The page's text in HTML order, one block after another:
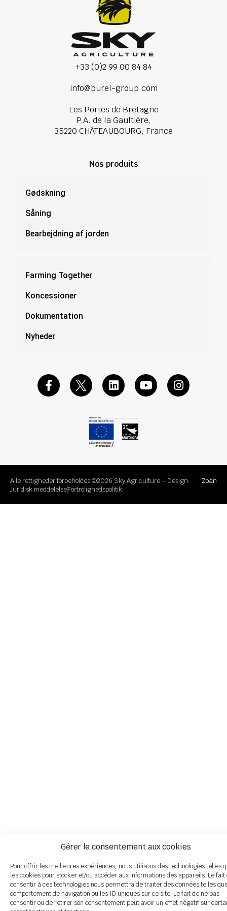
Gérer le consentement aux cookies
Pour offrir les meilleures expériences, nous utilisons des technologies telles
les cookies pour stocker et/ou accéder aux informations des appareils. Le fait
consentir à ces technologies nous permettra de traiter des données telles
comportement de navigation ou les ID uniques sur ce site. Le fait de ne pas
consentir ou de retirer son consentement peut avoir un effet négatif sur
+33 (0)2 99 00 84 84
info@burel-group.com
Les Portes de Bretagne
P.A. de la Gaultière,
35220 CHÂTEAUBOURG, France
Nos produits
Gødskning
Såning
Bearbejdning af jorden
Farming Together
Koncessioner
Dokumentation
Nyheder
Alle rettigheder forbeholdes ©2026 Sky Agriculture – Design:
Zoan
Juridisk meddelelseFortrolighedspolitik